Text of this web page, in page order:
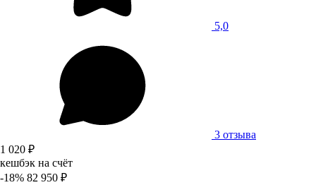
5,0
3 отзыва
1 020 ₽
кешбэк на счёт
-18% 82 950 ₽